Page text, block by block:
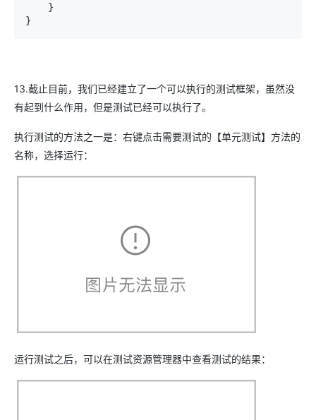
    }
}
13.截止目前，我们已经建立了一个可以执行的测试框架，虽然没
有起到什么作用，但是测试已经可以执行了。
执行测试的方法之一是：右键点击需要测试的【单元测试】方法的
名称，选择运行：
运行测试之后，可以在测试资源管理器中查看测试的结果：